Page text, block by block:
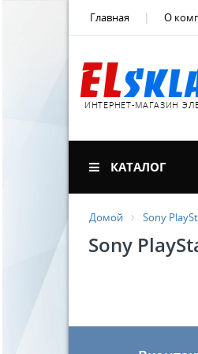
Главная О
ИНТЕРНЕТ-МАГАЗИН
КАТАЛОГ
Домой Sony
Sony